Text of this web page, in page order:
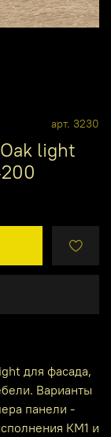
арт. 3230
light
для фасада,
Варианты
панели -
КМ1 и